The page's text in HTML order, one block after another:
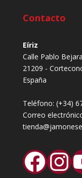
Contacto
Eíriz
Calle Pablo
21209 -
España
Teléfono: (+34)
Correo